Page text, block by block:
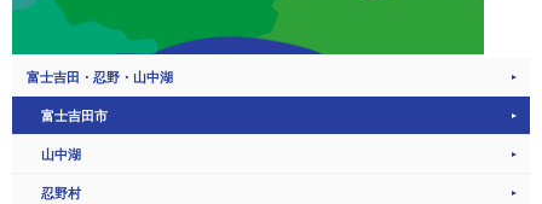
富士吉田・忍野・山中湖
富士吉田市
山中湖
忍野村